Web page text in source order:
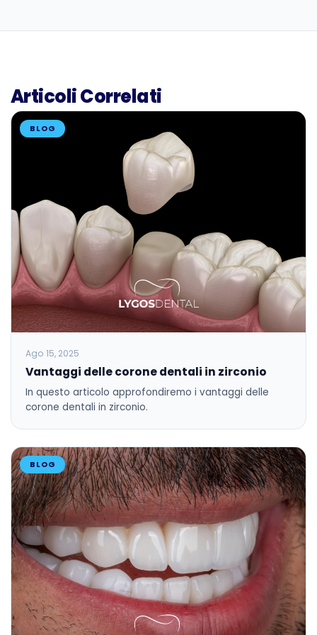
Articoli Correlati
BLOG
Ago 15, 2025
Vantaggi delle corone dentali in zirconio
In questo articolo approfondiremo i vantaggi delle
corone dentali in zirconio.
BLOG